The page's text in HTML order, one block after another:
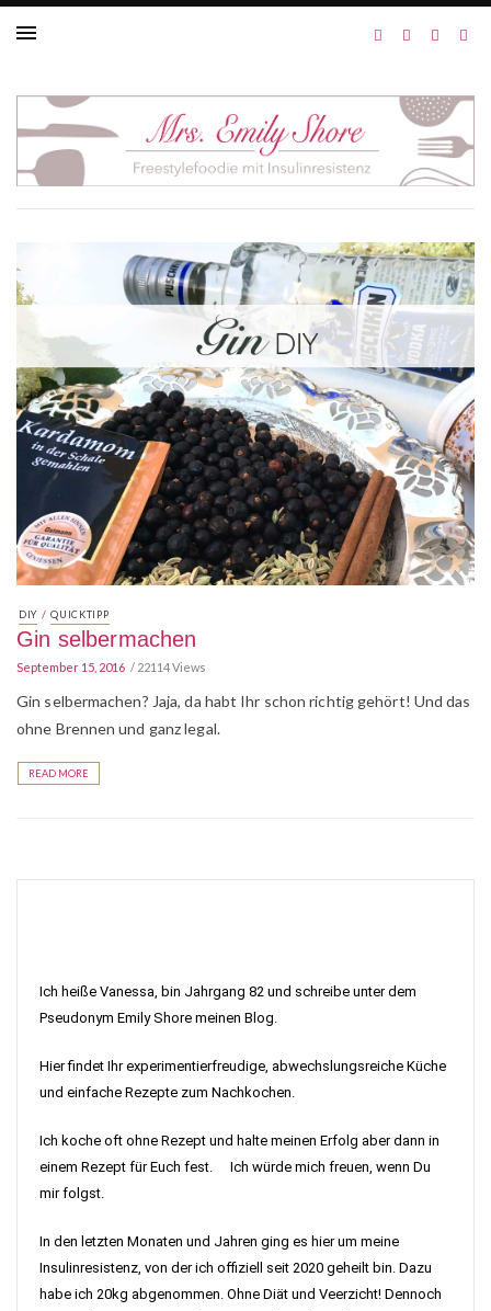
DIY / QUICKTIPP
Gin selbermachen
September 15, 2016 22114 Views
Gin selbermachen? Jaja, da habt Ihr schon richtig gehört! Und das
ohne Brennen und ganz legal.
READ MORE
Ich heiße Vanessa, bin Jahrgang 82 und schreibe unter dem
Pseudonym Emily Shore meinen Blog.
Hier findet Ihr experimentierfreudige, abwechslungsreiche Küche
und einfache Rezepte zum Nachkochen.
Ich koche oft ohne Rezept und halte meinen Erfolg aber dann in
einem Rezept für Euch fest. Ich würde mich freuen, wenn Du
mir folgst.
In den letzten Monaten und Jahren ging es hier um meine
Insulinresistenz, von der ich offiziell seit 2020 geheilt bin. Dazu
habe ich 20kg abgenommen. Ohne Diät und Veerzicht! Dennoch